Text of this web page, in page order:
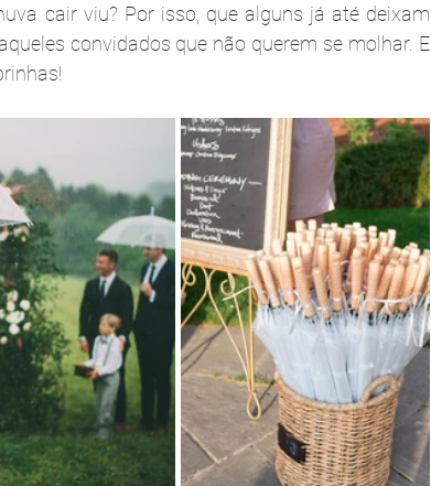
cair viu? Por isso, que alguns já até deixam
convidados que não querem se molhar. E